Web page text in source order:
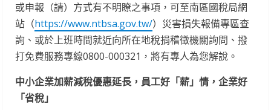
或申報（請）方式有不明瞭之事項，可至南區國稅局網
站（https://www.ntbsa.gov.tw/）災害損失報備專區查
詢、或於上班時間就近向所在地稅捐稽徵機關詢問、撥
打免費服務專線0800-000321，將有專人為您解說。
中小企業加薪減稅優惠延長，員工好「薪」情，企業好
「省稅」